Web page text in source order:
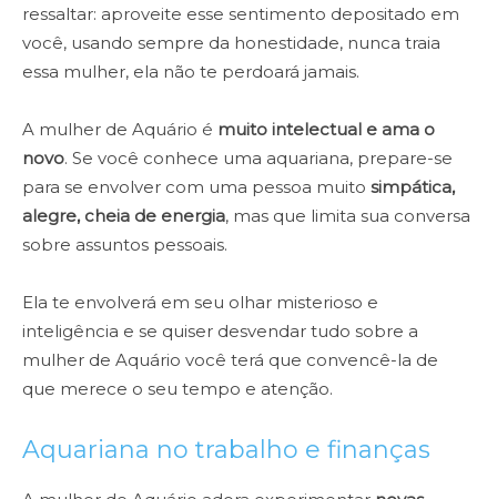
ressaltar: aproveite esse sentimento depositado em
você, usando sempre da honestidade, nunca traia
essa mulher, ela não te perdoará jamais.
A mulher de Aquário é muito intelectual e ama o
novo. Se você conhece uma aquariana, prepare-se
para se envolver com uma pessoa muito simpática,
alegre, cheia de energia, mas que limita sua conversa
sobre assuntos pessoais.
Ela te envolverá em seu olhar misterioso e
inteligência e se quiser desvendar tudo sobre a
mulher de Aquário você terá que convencê-la de
que merece o seu tempo e atenção.
Aquariana no trabalho e finanças